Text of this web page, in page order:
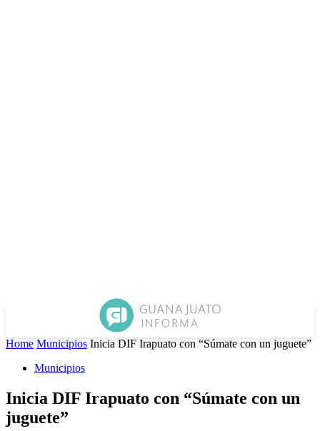
Home Municipios Inicia DIF Irapuato con “Súmate con un juguete”
Municipios
Inicia DIF Irapuato con “Súmate con un
juguete”